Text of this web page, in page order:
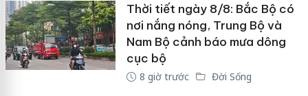
Thời tiết ngày 8/8: Bắc Bộ có
nơi nắng nóng, Trung Bộ và
Nam Bộ cảnh báo mưa dông
cục bộ
8 giờ trước Đời Sống